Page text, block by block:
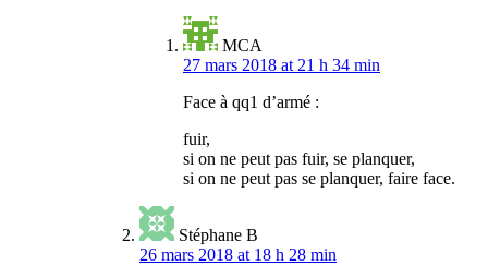
MCA
27 mars 2018 at 21 h 34 min
Face à qq1 d’armé :
fuir,
si on ne peut pas fuir, se planquer,
si on ne peut pas se planquer, faire face.
Stéphane B
26 mars 2018 at 18 h 28 min